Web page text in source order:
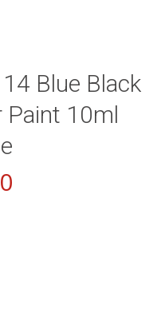
Blue Black
Paint 10ml